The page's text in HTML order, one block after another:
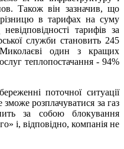
Також він зазначив, що
різницю в тарифах на суму
тарифів за
служби становить 245
один з кращих
теплопостачання - 94%
поточної ситуації
розплачуватися за газ
за собою блокування
і, відповідно, компанія не